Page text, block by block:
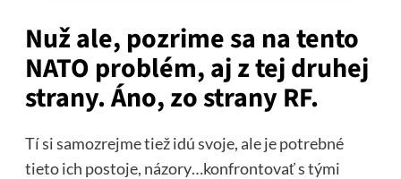
Nuž ale, pozrime sa na tento
NATO problém, aj z tej druhej
strany. Áno, zo strany RF.
Tí si samozrejme tiež idú svoje, ale je potrebné
tieto ich postoje, názory…konfrontovať s tými